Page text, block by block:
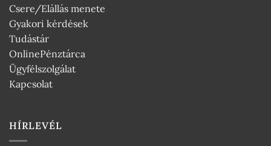
Csere/Elállás menete
Gyakori kérdések
Tudástár
OnlinePénztárca
Ügyfélszolgálat
Kapcsolat
HÍRLEVÉL